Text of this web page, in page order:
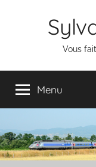
Vous
Menu